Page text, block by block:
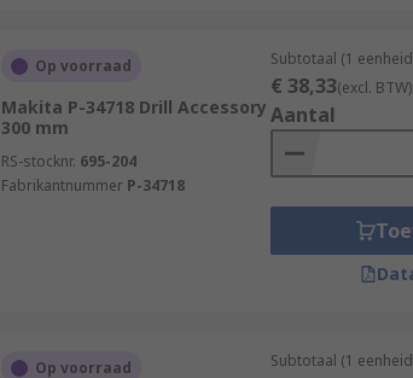
Op voorraad
Makita P-34718 Drill Accessory
300 mm
RS-stocknr. 695-204
Fabrikantnummer P-34718
Subtotaal (1
€ 38,33(excl. BTW)
Aantal
Op voorraad Subtotaal (1